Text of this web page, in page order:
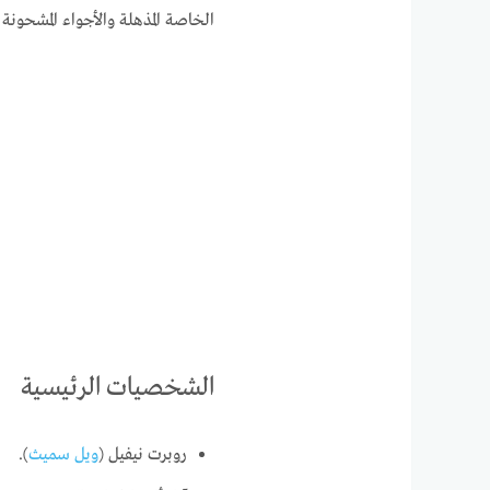
الخاصة المذهلة والأجواء المشحونة
الشخصيات الرئيسية
روبرت نيفيل (ويل سميث).